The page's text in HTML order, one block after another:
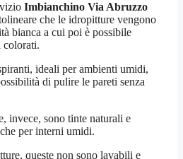
Imbianchino Via Abruzzo
che le idropitture vengono
bianca a cui poi è possibile
colorati.
ideali per ambienti umidi,
di pulire le pareti senza
invece, sono tinte naturali e
per interni umidi.
queste non sono lavabili e